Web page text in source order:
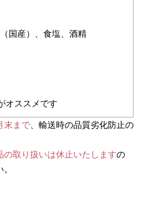
国産）、食塩、酒精
オススメです
末まで、輸送時の品質劣化防止の
の取り扱いは休止いたしますの